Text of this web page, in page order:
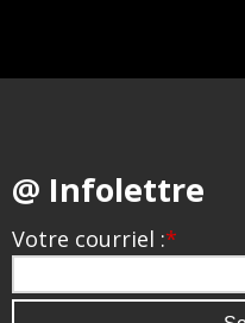
@ Infolettre
Votre courriel :*